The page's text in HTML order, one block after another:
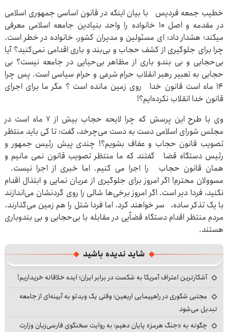
خطیب جمعه فردیس با بیان اینکه در قانون اساسی جمهوری اسلامی
در مقدمه و اصل ۱۰ خانواده را واحد بنیادین جامعه اسلامی معرفی
میکند؛ هشدار داد: ای مسئولین و مدیران کشور، خانواده در خطر است.
چرا برای جلوگیری از کشف حجاب و بی‌بند و باری اقدامی نمی‌کنید؟ آیا
بی‌حجابی و بی بندو باری از مظاهر بی‌حیایی در جامعه نیست؟ بی
حجابی به تعبیر رهبر انقلاب حرام شرعی و حرام سیاسی است. پس چرا
۱۴ ماه است قانون خدا روی زمین مانده است ؟ مگر ما برای اجرای
قانون خدا انقلاب نکرده‌ایم؟!
وی با طرح این پرسش که چرا لایحه حجاب بیش از ۷ ماه است در
مجلس شورای اسلامی دست به دست می‌چرخد، گفت: تا کی باید منتظر
تصویب قانون حجاب و عفاف بشویم؟! چندی پیش رئیس جمهور و
رئیس دستگاه قضا گفتند که ما منتظر تصویب قانون نمی مانیم و
همان قانون حجاب را اجرا می کنیم. اما خبری از اجرا نیست.
مسوولان محترم! اگر امروز برای جلوگیری از عریان نمایی و ابتذال اقدام
نکنید، فردا دیر است. اگر امروز برخی‌ها شالی را روی گردنشان می‌اندازند
با یک تذکر ساده، سر خواهند کرد. اما فردا شتل را هم زمین می‌گذارند.
مردم منتظر اقدام دستگاه قضاّیی در مقابله با بی‌حجابی‌ و بی بندوباری
هستند.
شاید ندیده باشید
آشکارترین اعتراف آمریکا به شکست در برابر ایران؛ ایده خلاقانه خریداریم!
مجتبی شکوری در راهپیمایی اربعین؛ وقتی یک ویدئو به آیینه‌ای از جامعه
تبدیل می‌شود
چگونه به «جنگ هرمز» پایان دهیم؛ به روایت سخنگوی فارسی‌زبان وزارت